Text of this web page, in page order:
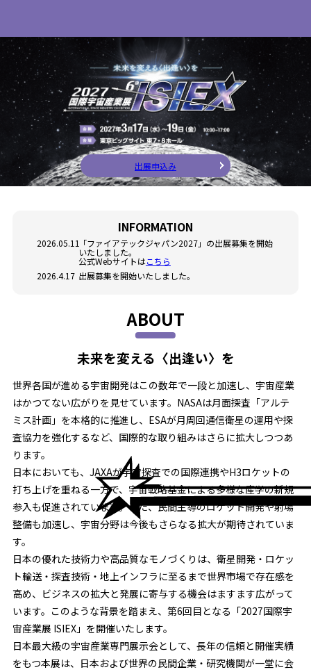
出展申込み
INFORMATION
2026.05.11 「ファイアテックジャパン2027」の出展募集を開始
いたしました。
公式Webサイトはこちら
2026.4.17 出展募集を開始いたしました。
ABOUT
―― 未来を変える〈出逢い〉を ――
世界各国が進める宇宙開発はこの数年で一段と加速し、宇宙産業
はかつてない広がりを見せています。NASAは月面探査「アルテ
ミス計画」を本格的に推進し、ESAが月周回通信衛星の運用や探
査協力を強化するなど、国際的な取り組みはさらに拡大しつつあ
ります。
日本においても、JAXAが宇宙探査での国際連携やH3ロケットの
打ち上げを重ねる一方で、宇宙戦略基金による多様な産学の新規
参入も促進されています。また、民間主導のロケット開発や射場
整備も加速し、宇宙分野は今後もさらなる拡大が期待されていま
す。
日本の優れた技術力や高品質なモノづくりは、衛星開発・ロケッ
ト輸送・探査技術・地上インフラに至るまで世界市場で存在感を
高め、ビジネスの拡大と発展に寄与する機会はますます広がって
います。このような背景を踏まえ、第6回目となる「2027国際宇
宙産業展 ISIEX」を開催いたします。
日本最大級の宇宙産業専門展示会として、長年の信頼と開催実績
をもつ本展は、日本および世界の民間企業・研究機関が一堂に会